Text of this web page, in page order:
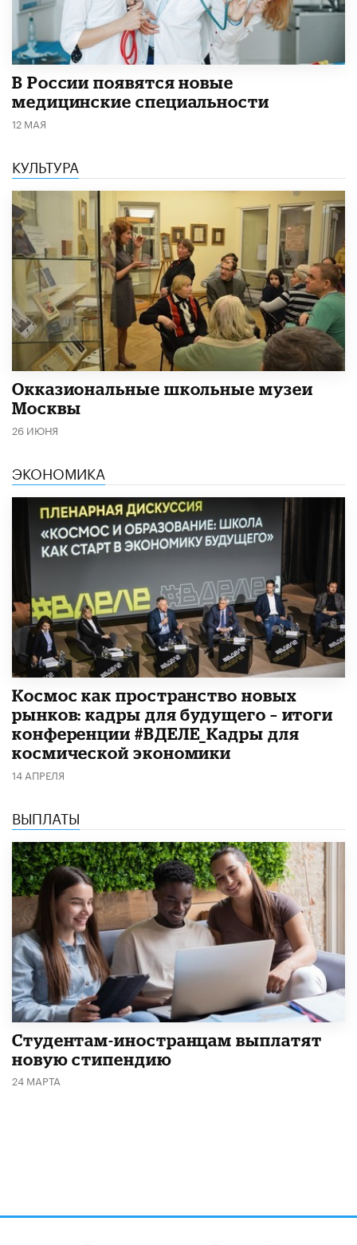
В России появятся новые
медицинские специальности
12 МАЯ
КУЛЬТУРА
​Окказиональные школьные музеи
Москвы
26 ИЮНЯ
ЭКОНОМИКА
Космос как пространство новых
рынков: кадры для будущего – итоги
конференции #ВДЕЛЕ_Кадры для
космической экономики
14 АПРЕЛЯ
ВЫПЛАТЫ
Студентам-иностранцам выплатят
новую стипендию
24 МАРТА